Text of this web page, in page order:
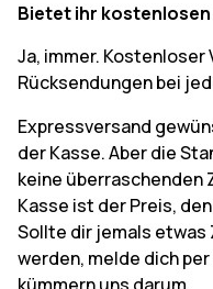
Bietet ihr kostenlosen
Ja, immer.
Rücksendungen bei
Expressversand
der Kasse. Aber die
keine überraschenden
Kasse ist der Preis,
Sollte dir jemals
werden, melde dich